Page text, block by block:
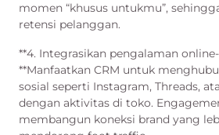
momen “khusus untukmu”,
retensi pelanggan.
**4. Integrasikan pengalaman
**Manfaatkan CRM untuk
sosial seperti Instagram, Threads,
dengan aktivitas di toko.
membangun koneksi brand yang